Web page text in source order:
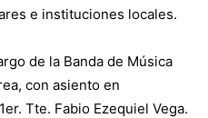
e instituciones locales.
de la Banda de Música
con asiento en
Tte. Fabio Ezequiel Vega.